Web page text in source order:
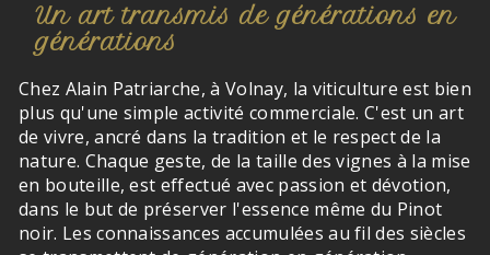
Un art transmis de générations en
générations
Chez Alain Patriarche, à Volnay, la viticulture est bien
plus qu'une simple activité commerciale. C'est un art
de vivre, ancré dans la tradition et le respect de la
nature. Chaque geste, de la taille des vignes à la mise
en bouteille, est effectué avec passion et dévotion,
dans le but de préserver l'essence même du Pinot
noir. Les connaissances accumulées au fil des siècles